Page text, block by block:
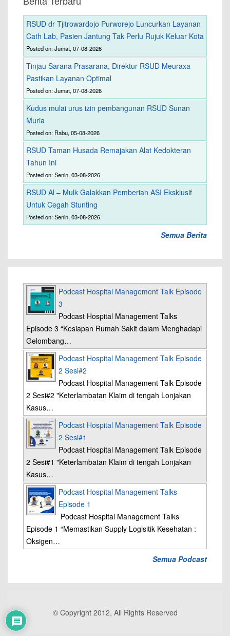
RSUD dr Tjitrowardojo Purworejo Luncurkan Layanan
Cath Lab, Pasien Jantung Tak Perlu Rujuk Keluar Kota
Posted on: Jumat, 07-08-2026
Tinjau Sarana Prasarana, Direktur RSUD Meuraxa
Pastikan Layanan Optimal
Posted on: Jumat, 07-08-2026
Kudus mulai urus izin pembangunan RSUD Sunan
Muria
Posted on: Rabu, 05-08-2026
RSUD Taman Husada Remajakan Alat Kedokteran
Tahun Ini
Posted on: Senin, 03-08-2026
RSUD Al – Mulk Galakkan Pemberian ASI Eksklusif
Untuk Cegah Stunting
Posted on: Senin, 03-08-2026
Semua Berita
Podcast Hospital Management Talk Episode
3
Podcast Hospital Management Talks
Episode 3 “Kesiapan Rumah Sakit dalam Menghadapi
Gelombang…
Podcast Hospital Management Talk Episode
2 Sesi#2
Podcast Hospital Management Talk Episode
2 Sesi#2 "Keterlambatan Klaim di tengah Lonjakan
Kasus…
Podcast Hospital Management Talk Episode
2 Sesi#1
Podcast Hospital Management Talk Episode
2 Sesi#1 "Keterlambatan Klaim di tengah Lonjakan
Kasus…
Podcast Hospital Management Talks
Episode 1
Podcast Hospital Management Talks
Episode 1 “Memastikan Supply Logisitik Kesehatan :
Oksigen…
Semua Podcast
© Copyright 2012, All Rights Reserved